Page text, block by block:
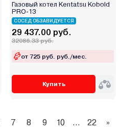
Газовый котел Kentatsu Kobold
PRO-13
СОСЕД ОБЗАВИДУЕТСЯ
29 437.00 руб.
32086.33 руб.
от 725 руб. руб./мес.
Купить
7 8 9 10 ... 22 »